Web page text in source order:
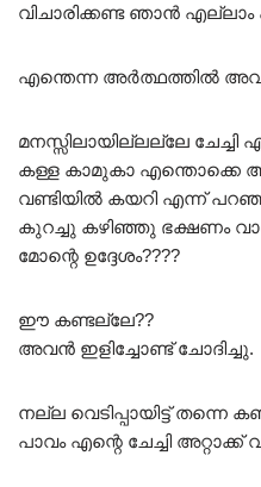
വിചാരിക്കണ്ട ഞാൻ
എന്തെന്ന അർത്ഥത്തിൽ
മനസ്സിലായില്ലല്ലേ
കള്ള കാമുകാ എന്തൊക്കെ
വണ്ടിയിൽ കയറി എന്ന്
കുറച്ചു കഴിഞ്ഞു ഭക്ഷണം
മോന്റെ ഉദ്ദേശം????
ഈ കണ്ടല്ലേ??
അവൻ ഇളിച്ചോണ്ട് ചോദിച്ചു.
നല്ല വെടിപ്പായിട്ട് തന്നെ
പാവം എന്റെ ചേച്ചി